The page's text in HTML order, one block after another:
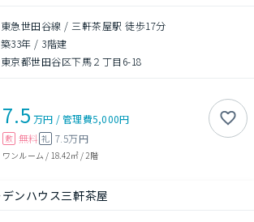
東急世田谷線 / 三軒茶屋駅 徒歩17分
築33年 / 3階建
東京都世田谷区下馬２丁目6-18
7.5 万円 /管理費5,000円
敷 無料 礼 7.5万円
ワンルーム / 18.42㎡/ 2階
ンハウス三軒茶屋